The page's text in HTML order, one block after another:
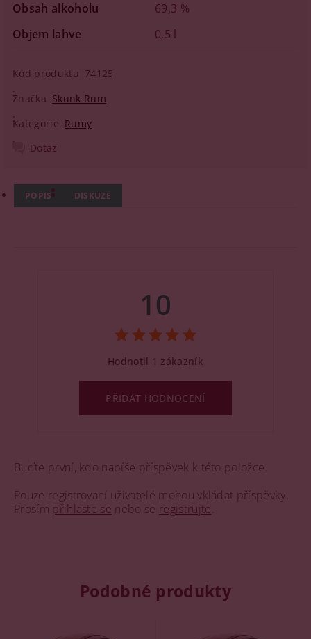
Obsah alkoholu
69,3 %
Objem lahve
0,5 l
Kód produktu 74125
Značka Skunk Rum
Kategorie Rumy
Dotaz
POPIS DISKUZE
Buďte první, kdo napíše příspěvek k této položce.
Pouze registrovaní uživatelé mohou vkládat příspěvky.
Prosím přihlaste se nebo se registrujte
10
Hodnotil 1 zákazník
PŘIDAT HODNOCENÍ
Podobné produkty